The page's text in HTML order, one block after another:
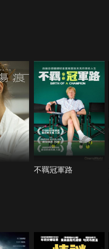
不羈冠軍路